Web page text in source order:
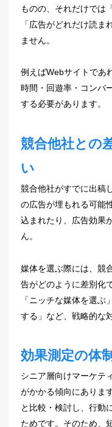
ものの、それだけでは
「広告がどれだけ読ま
ません。
例えばWebサイトであ
時間・回遊率・コンバ
する必要があります。
競合他社との
い
競合他社がすでに出稿
の広告が埋もれる可能
込まれたり、広告効果
ん。
媒体を選ぶ際には、競
告がどのように差別化
「ニッチな媒体を選
する」など、戦略的な
効果測定の体
シニア層向けマーケテ
がかかる傾向にありま
と比較・検討し、行動
ためです。そのため、